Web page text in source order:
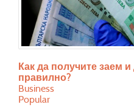
Как да получите заем
правилно?
Business
Popular